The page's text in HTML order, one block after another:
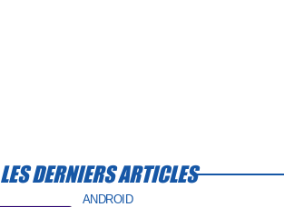
LES DERNIERS ARTICLES
ANDROID